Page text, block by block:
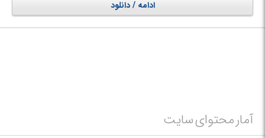
واقعی (با فرمت EXE) است که می توانید این کار را با یک کلیک انجام دهید.
این نرم افزار فایل های batch شما را رمزگذاری و در برابر تغییرات محافظت می
ادامه / دانلود
آمار محتوای سایت